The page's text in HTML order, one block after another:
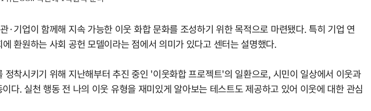
기업이 함께해 지속 가능한 이웃 화합 문화를 조성하기 위한 목적으로 마련됐다. 특히 기업 연
환원하는 사회 공헌 모델이라는 점에서 의미가 있다고 센터는 설명했다.
착시키기 위해 지난해부터 추진 중인 '이웃화합 프로젝트'의 일환으로, 시민이 일상에서 이웃과
다. 실천 행동 전 나의 이웃 유형을 재미있게 알아보는 테스트도 제공하고 있어 이웃에 대한 관심